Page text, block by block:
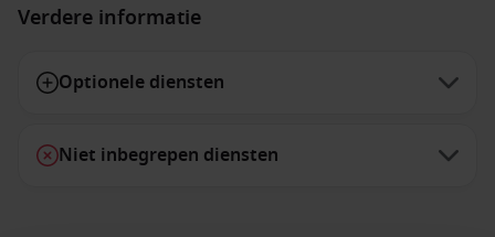
Verdere informatie
Optionele diensten
Niet inbegrepen diensten